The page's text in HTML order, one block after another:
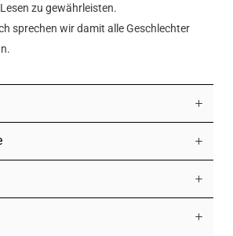
zu gewährleisten.
sprechen wir damit alle Geschlechter